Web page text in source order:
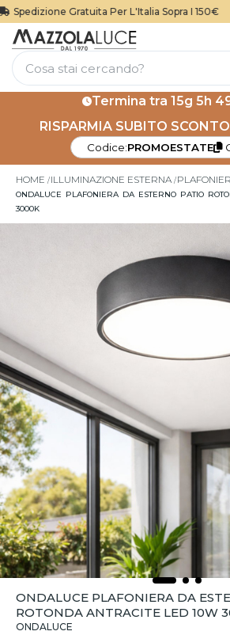
Spedizione Gratuita Per L'Italia Sopra I 150€
Termina tra 15g 5h
RISPARMIA SUBITO
Codice:PROMOESTATE
HOME ILLUMINAZIONE ESTERNA
ONDALUCE PLAFONIERA DA ESTERNO PATIO
3000K
ONDALUCE PLAFONIERA DA
ROTONDA ANTRACITE LED 10W
ONDALUCE